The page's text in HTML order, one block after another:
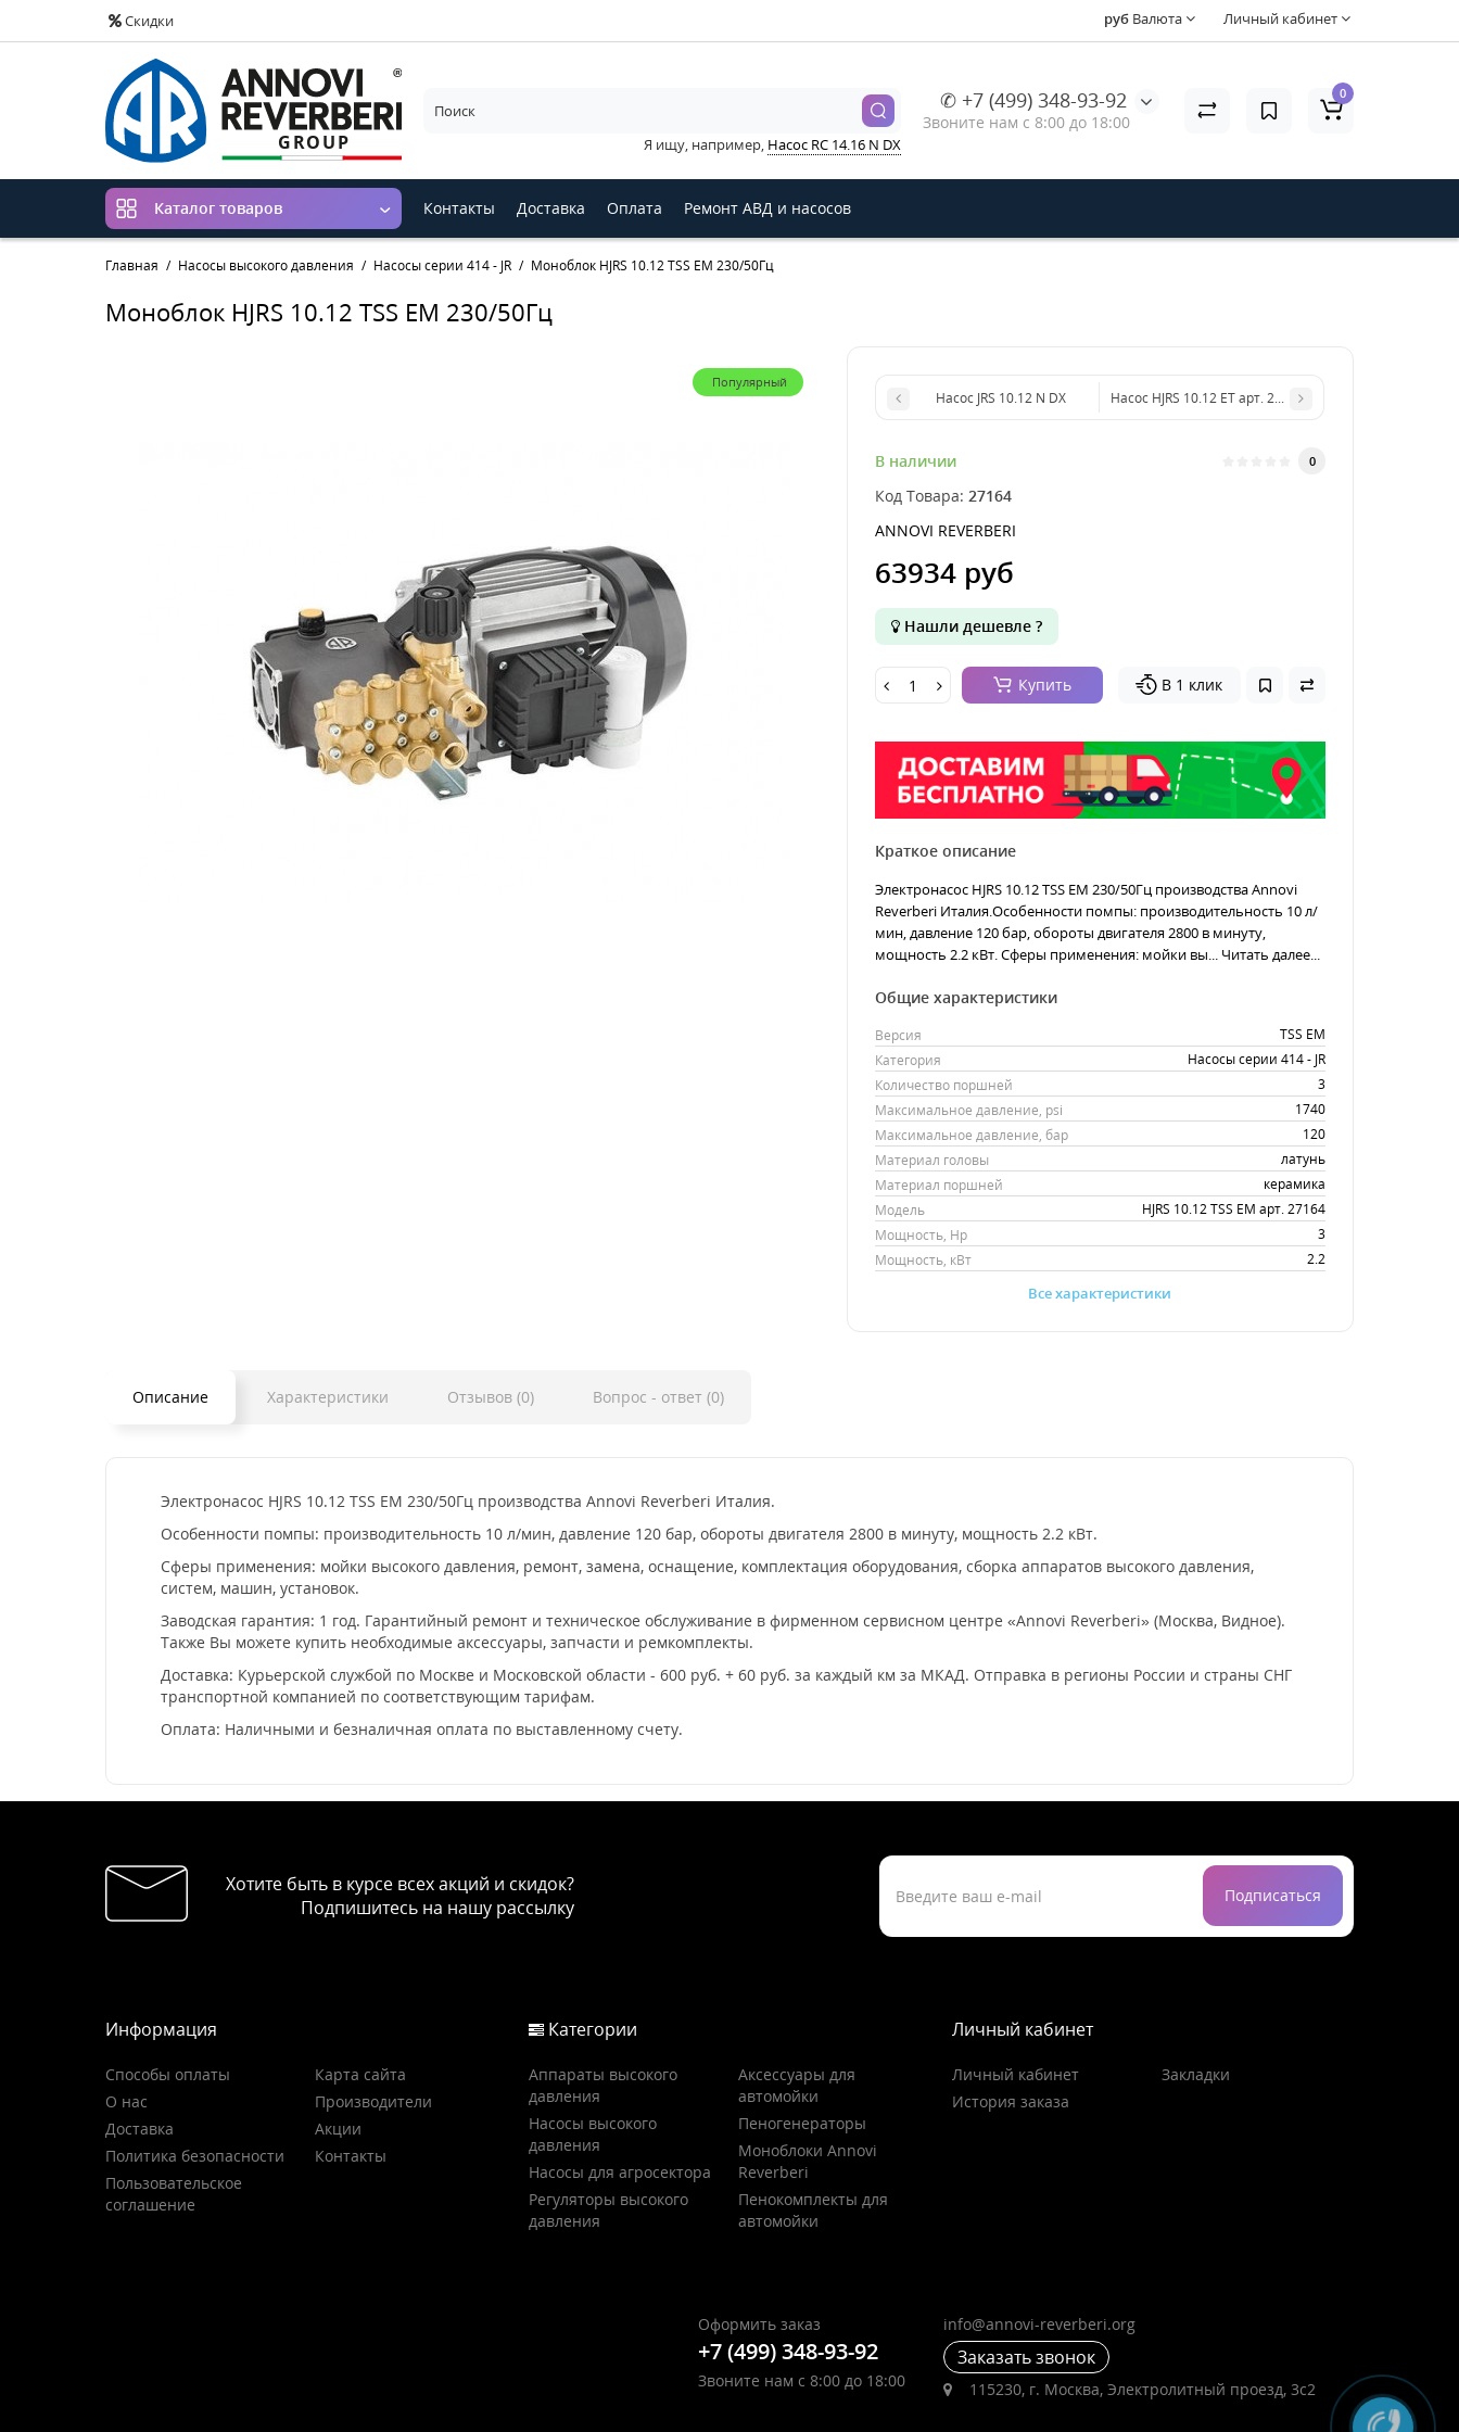
Скидки Личный кабинет
руб Валюта
✆ +7 (499) 348-93-92
Звоните нам с 8:00 до 18:00
Я ищу, например, Насос RC 14.16 N DX
0
Каталог товаров Контакты Доставка Оплата Ремонт АВД и насосов
Главная Насосы высокого давления Насосы серии 414 - JR Моноблок HJRS 10.12 TSS EM 230/50Гц
Моноблок HJRS 10.12 TSS EM 230/50Гц
Популярный
Насос JRS 10.12 N DX Насос HJRS 10.12 ET арт. 26894
В наличии 0
Код Товара: 27164
ANNOVI REVERBERI
63934 руб
Нашли дешевле ?
Купить В 1 клик
Краткое описание
Электронасос HJRS 10.12 TSS EM 230/50Гц производства Annovi
Reverberi Италия.Особенности помпы: производительность 10 л/
мин, давление 120 бар, обороты двигателя 2800 в минуту,
мощность 2.2 кВт. Сферы применения: мойки вы... Читать далее...
Общие характеристики
Версия
TSS EM
Категория
Насосы серии 414 - JR
Количество поршней
3
Максимальное давление, psi
1740
Максимальное давление, бар
120
Материал головы
латунь
Материал поршней
керамика
Модель
HJRS 10.12 TSS EM арт. 27164
Мощность, Hp
3
Мощность, кВт
2.2
Все характеристики
Описание Характеристики Отзывов (0) Вопрос - ответ (0)
Электронасос HJRS 10.12 TSS EM 230/50Гц производства Annovi Reverberi Италия.
Особенности помпы: производительность 10 л/мин, давление 120 бар, обороты двигателя 2800 в минуту, мощность 2.2 кВт.
Сферы применения: мойки высокого давления, ремонт, замена, оснащение, комплектация оборудования, сборка аппаратов высокого давления,
систем, машин, установок.
Заводская гарантия: 1 год. Гарантийный ремонт и техническое обслуживание в фирменном сервисном центре «Annovi Reverberi» (Москва, Видное).
Также Вы можете купить необходимые аксессуары, запчасти и ремкомплекты.
Доставка: Курьерской службой по Москве и Московской области - 600 руб. + 60 руб. за каждый км за МКАД. Отправка в регионы России и страны СНГ
транспортной компанией по соответствующим тарифам.
Оплата: Наличными и безналичная оплата по выставленному счету.
Хотите быть в курсе всех акций и скидок?
Подпишитесь на нашу рассылку
Подписаться
Информация
Способы оплаты
О нас
Доставка
Политика безопасности
Пользовательское
соглашение
Карта сайта
Производители
Акции
Контакты
Категории
Аппараты высокого
давления
Насосы высокого
давления
Насосы для агросектора
Регуляторы высокого
давления
Аксессуары для
автомойки
Пеногенераторы
Моноблоки Annovi
Reverberi
Пенокомплекты для
автомойки
Личный кабинет
Личный кабинет
История заказа
Закладки
Оформить заказ
+7 (499) 348-93-92
Звоните нам с 8:00 до 18:00
info@annovi-reverberi.org
Заказать звонок
115230, г. Москва, Электролитный проезд, 3с2